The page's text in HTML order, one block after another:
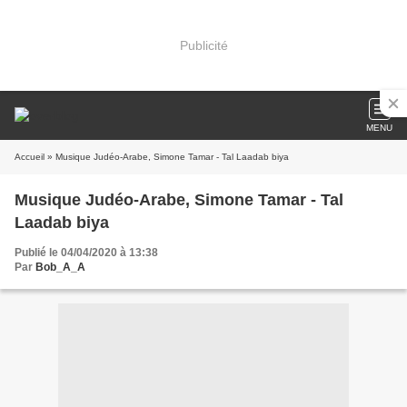
Publicité
MENU
Accueil » Musique Judéo-Arabe, Simone Tamar - Tal Laadab biya
Musique Judéo-Arabe, Simone Tamar - Tal
Laadab biya
Publié le 04/04/2020 à 13:38
Par Bob_A_A